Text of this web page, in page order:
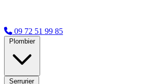
09 72 51 99 85
Plombier
Serrurier